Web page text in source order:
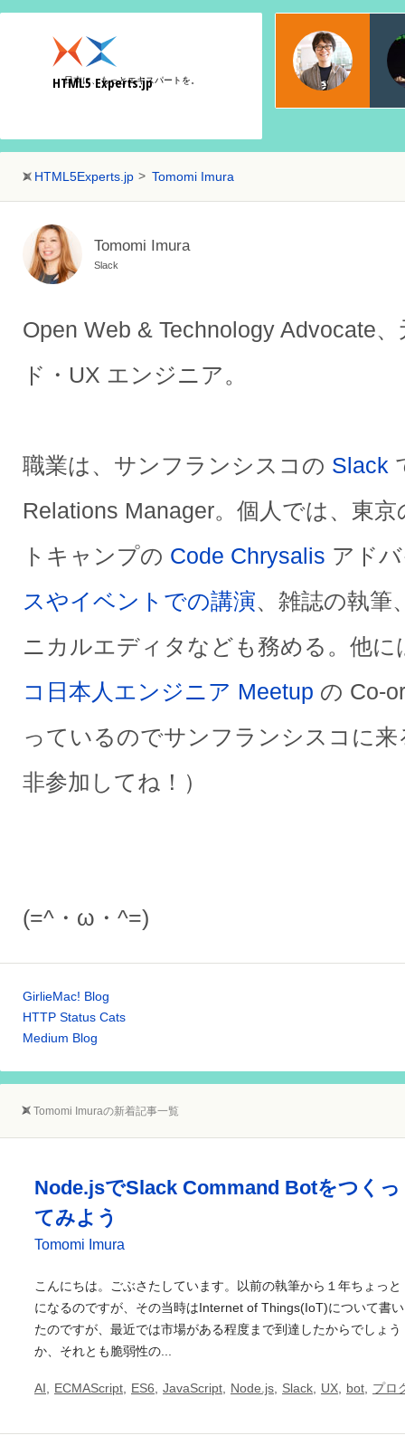
HTML5 Experts.jp
日本に、もっとエキスパートを。
物
日本
Web
HTML5Experts.jp Tomomi Imura
Tomomi Imura
Slack
Open Web & Technology Advocate
ド・UX エンジニア。
職業は、サンフランシスコの Slack
Relations Manager。個人では、東
トキャンプの Code Chrysalis アド
スやイベントでの講演、雑誌の執筆
ニカルエディタなども務める。他に
コ日本人エンジニア Meetup の Co-
っているのでサンフランシスコに
非参加してね！）
(=^・ω・^=)
GirlieMac! Blog
HTTP Status Cats
Medium Blog
Tomomi Imuraの新着記事一覧
Node.jsでSlack Command Botをつくっ
てみよう
Tomomi Imura
こんにちは。ごぶさたしています。以前の執筆から１年ちょっと
になるのですが、その当時はInternet of Things(IoT)について書い
たのですが、最近では市場がある程度まで到達したからでしょう
か、それとも脆弱性の...
AI ECMAScript ES6 JavaScript Node.js Slack UX bot プロ